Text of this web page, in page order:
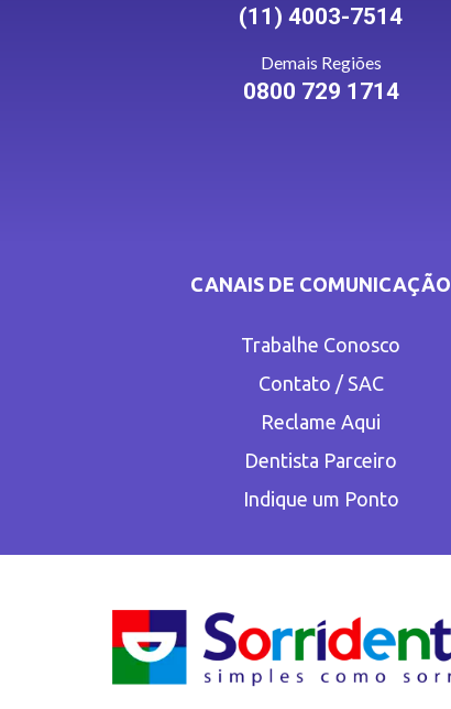
(11) 4003-7514
Demais Regiões
0800 729 1714
CANAIS DE COMUNICAÇÃO
Trabalhe Conosco
Contato / SAC
Reclame Aqui
Dentista Parceiro
Indique um Ponto